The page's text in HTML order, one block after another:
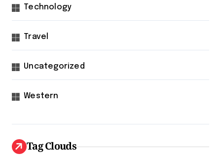
Technology
Travel
Uncategorized
Western
Tag Clouds